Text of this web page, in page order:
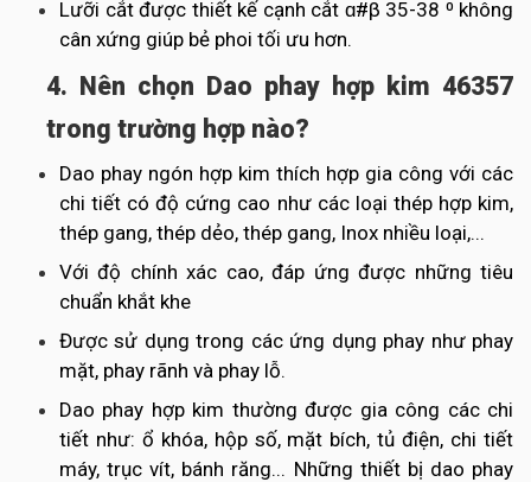
Lưỡi cắt được thiết kế cạnh cắt ɑ#β 35-38 ⁰ không
cân xứng giúp bẻ phoi tối ưu hơn.
4. Nên chọn Dao phay hợp kim 46357
trong trường hợp nào?
Dao phay ngón hợp kim thích hợp gia công với các
chi tiết có độ cứng cao như các loại thép hợp kim,
thép gang, thép dẻo, thép gang, Inox nhiều loại,...
Với độ chính xác cao, đáp ứng được những tiêu
chuẩn khắt khe
Được sử dụng trong các ứng dụng phay như phay
mặt, phay rãnh và phay lỗ.
Dao phay hợp kim thường được gia công các chi
tiết như: ổ khóa, hộp số, mặt bích, tủ điện, chi tiết
máy, trục vít, bánh răng... Những thiết bị dao phay